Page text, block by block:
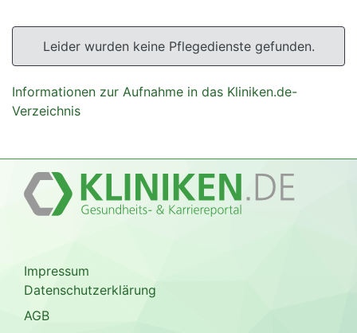
Leider wurden keine Pflegedienste gefunden.
Informationen zur Aufnahme in das Kliniken.de-
Verzeichnis
Impressum
Datenschutzerklärung
AGB